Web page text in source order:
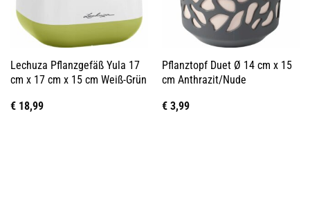
Lechuza Pflanzgefäß Yula 17
cm x 17 cm x 15 cm Weiß-Grün
€18,99
Pflanztopf Duet Ø 14 cm x 15
cm Anthrazit/Nude
€3,99